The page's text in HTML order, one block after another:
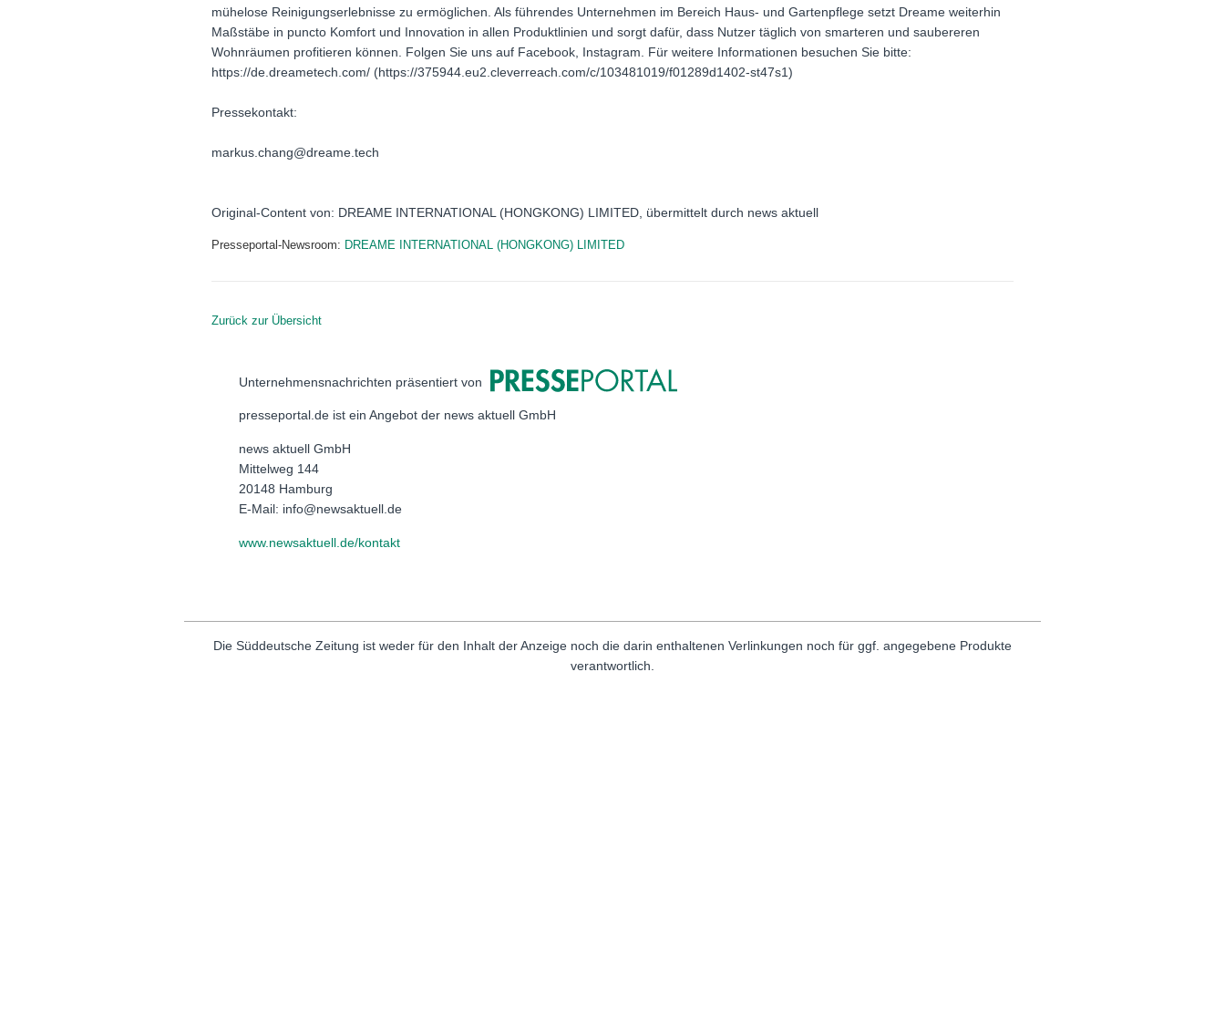
mühelose Reinigungserlebnisse zu ermöglichen. Als führendes Unternehmen im Bereich Haus- und Gartenpflege setzt Dreame weiterhin
Maßstäbe in puncto Komfort und Innovation in allen Produktlinien und sorgt dafür, dass Nutzer täglich von smarteren und saubereren
Wohnräumen profitieren können. Folgen Sie uns auf Facebook, Instagram. Für weitere Informationen besuchen Sie bitte:
https://de.dreametech.com/ (https://375944.eu2.cleverreach.com/c/103481019/f01289d1402-st47s1)
Pressekontakt:
markus.chang@dreame.tech
Original-Content von: DREAME INTERNATIONAL (HONGKONG) LIMITED, übermittelt durch news aktuell
Presseportal-Newsroom: DREAME INTERNATIONAL (HONGKONG) LIMITED
Zurück zur Übersicht
Unternehmensnachrichten präsentiert von
presseportal.de ist ein Angebot der news aktuell GmbH
news aktuell GmbH
Mittelweg 144
20148 Hamburg
E-Mail: info@newsaktuell.de
www.newsaktuell.de/kontakt
Die Süddeutsche Zeitung ist weder für den Inhalt der Anzeige noch die darin enthaltenen Verlinkungen noch für ggf. angegebene Produkte
verantwortlich.